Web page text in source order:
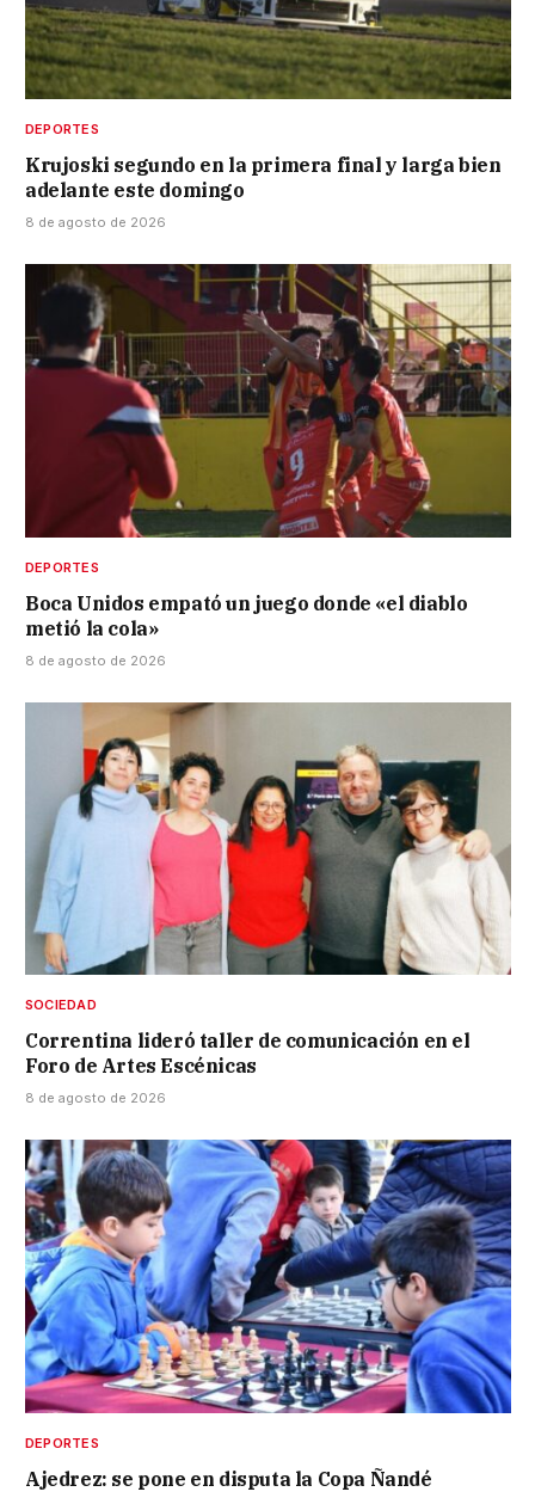
DEPORTES
Krujoski segundo en la primera final y larga bien
adelante este domingo
8 de agosto de 2026
DEPORTES
Boca Unidos empató un juego donde «el diablo
metió la cola»
8 de agosto de 2026
SOCIEDAD
Correntina lideró taller de comunicación en el
Foro de Artes Escénicas
8 de agosto de 2026
DEPORTES
Ajedrez: se pone en disputa la Copa Ñandé